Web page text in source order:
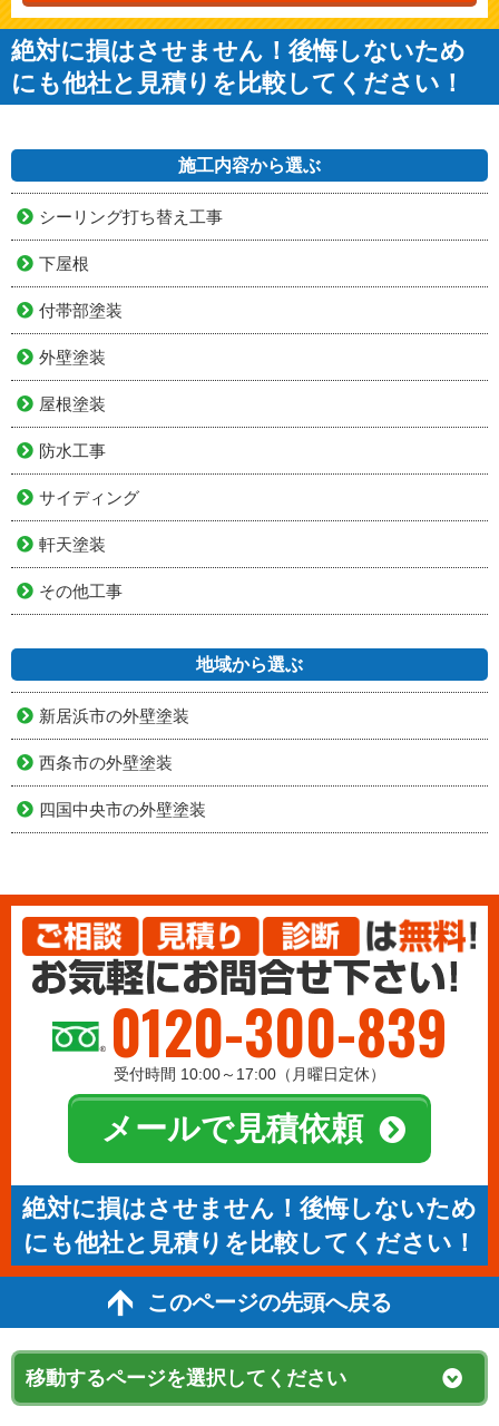
絶対に損はさせません！後悔しないため
にも他社と見積りを比較してください！
施工内容から選ぶ
シーリング打ち替え工事
下屋根
付帯部塗装
外壁塗装
屋根塗装
防水工事
サイディング
軒天塗装
その他工事
地域から選ぶ
新居浜市の外壁塗装
西条市の外壁塗装
四国中央市の外壁塗装
0120-300-839
受付時間 10:00～17:00（月曜日定休）
メールで見積依頼
絶対に損はさせません！後悔しないため
にも他社と見積りを比較してください！
このページの先頭へ戻る